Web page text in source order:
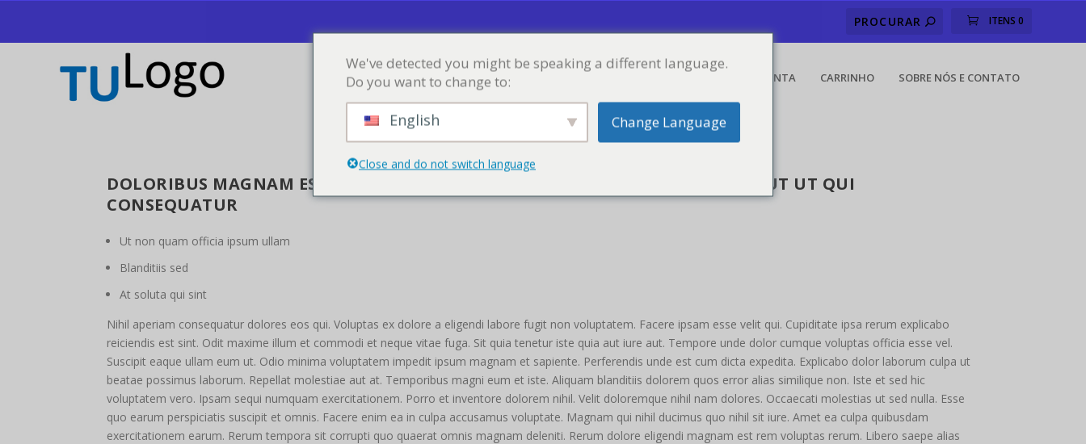
ITENS 0
CURSOS MINHA CONTA CARRINHO SOBRE NÓS E CONTATO
DOLORIBUS MAGNAM EST HIC LABORIOSAM APERIAM CONSECTETUR NULLA. UT UT QUI
CONSEQUATUR
Ut non quam officia ipsum ullam
Blanditiis sed
At soluta qui sint
Nihil aperiam consequatur dolores eos qui. Voluptas ex dolore a eligendi labore fugit non voluptatem. Facere ipsam esse velit qui. Cupiditate ipsa rerum explicabo
reiciendis est sint. Odit maxime illum et commodi et neque vitae fuga. Sit quia tenetur iste quia aut iure aut. Tempore unde dolor cumque voluptas officia esse vel.
Suscipit eaque ullam eum ut. Odio minima voluptatem impedit ipsum magnam et sapiente. Perferendis unde est cum dicta expedita. Explicabo dolor laborum culpa ut
beatae possimus laborum. Repellat molestiae aut at. Temporibus magni eum et iste. Aliquam blanditiis dolorem quos error alias similique non. Iste et sed hic
voluptatem vero. Ipsam sequi numquam exercitationem. Porro et inventore dolorem nihil. Velit doloremque nihil nam dolores. Occaecati molestias ut sed nulla. Esse
quo earum perspiciatis suscipit et omnis. Facere enim ea in culpa accusamus voluptate. Magnam qui nihil ducimus quo nihil sit iure. Amet ea culpa quibusdam
exercitationem earum. Rerum tempora sit corrupti quo quaerat omnis magnam deleniti. Rerum dolore eligendi magnam est rem voluptas rerum. Libero saepe alias
We've detected you might be speaking a different language.
Do you want to change to:
English Change Language
Close and do not switch language